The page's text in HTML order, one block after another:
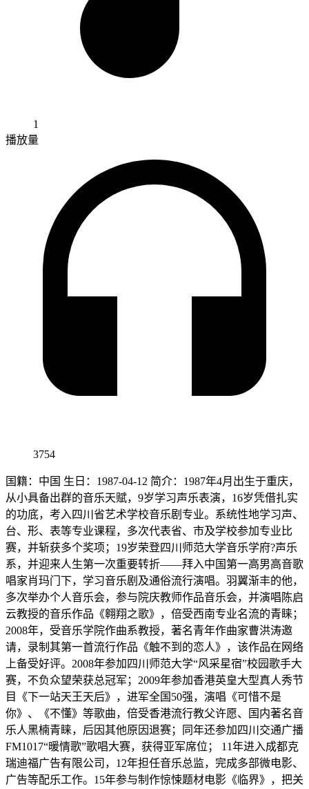
1
播放量
3754
国籍：中国 生日：1987-04-12 简介：1987年4月出生于重庆，
从小具备出群的音乐天赋，9岁学习声乐表演，16岁凭借扎实
的功底，考入四川省艺术学校音乐剧专业。系统性地学习声、
台、形、表等专业课程，多次代表省、市及学校参加专业比
赛，并斩获多个奖项；19岁荣登四川师范大学音乐学府?声乐
系，并迎来人生第一次重要转折——拜入中国第一高男高音歌
唱家肖玛门下，学习音乐剧及通俗流行演唱。羽翼渐丰的他，
多次举办个人音乐会，参与院庆教师作品音乐会，并演唱陈启
云教授的音乐作品《翱翔之歌》，倍受西南专业名流的青睐；
2008年，受音乐学院作曲系教授，著名青年作曲家曹洪涛邀
请，录制其第一首流行作品《触不到的恋人》，该作品在网络
上备受好评。2008年参加四川师范大学“风采星宿”校园歌手大
赛，不负众望荣获总冠军；2009年参加香港英皇大型真人秀节
目《下一站天王天后》，进军全国50强，演唱《可惜不是
你》、《不懂》等歌曲，倍受香港流行教父许愿、国内著名音
乐人黑楠青睐，后因其他原因退赛；同年还参加四川交通广播
FM1017“暖情歌”歌唱大赛，获得亚军席位； 11年进入成都克
瑞迪福广告有限公司，12年担任音乐总监，完成多部微电影、
广告等配乐工作。15年参与制作惊悚题材电影《临界》，把关